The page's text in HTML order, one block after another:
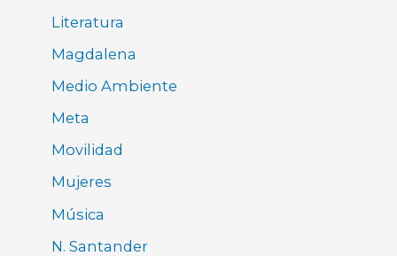
Literatura
Magdalena
Medio Ambiente
Meta
Movilidad
Mujeres
Música
N. Santander